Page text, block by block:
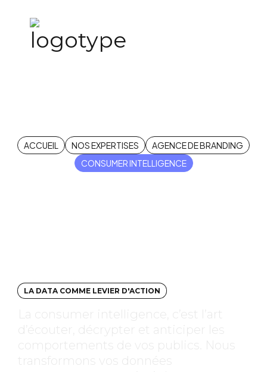
ACCUEIL NOS EXPERTISES
AGENCE DE BRANDING
CONSUMER INTELLIGENCE
LA DATA COMME LEVIER D'ACTION
La consumer intelligence, c’est l’art
d’écouter, décrypter et anticiper les
comportements de vos publics. Nous
transformons vos données